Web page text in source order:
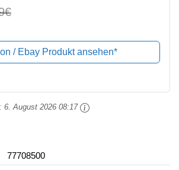
/ Ebay Produkt ansehen*
6. August 2026 08:17
77708500